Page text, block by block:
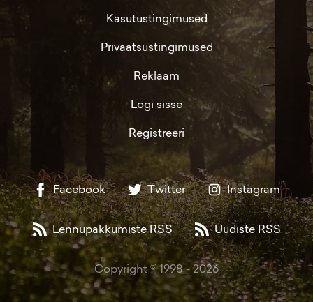
Kasutustingimused
Privaatsustingimused
Reklaam
Logi sisse
Registreeri
Facebook Twitter Instagram
Lennupakkumiste RSS Uudiste RSS
Copyright © 1998 -2026